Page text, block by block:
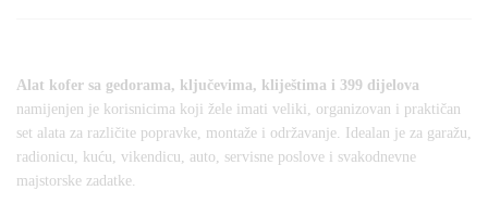
Alat kofer sa gedorama, ključevima, kliještima i 399 dijelova
namijenjen je korisnicima koji žele imati veliki, organizovan i praktičan
set alata za različite popravke, montaže i održavanje. Idealan je za garažu,
radionicu, kuću, vikendicu, auto, servisne poslove i svakodnevne
majstorske zadatke.